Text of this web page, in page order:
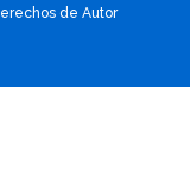
de Autor